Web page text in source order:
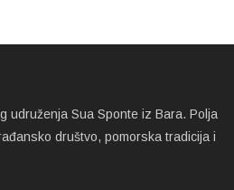
udruženja Sua Sponte iz Bara. Polja
društvo, pomorska tradicija i